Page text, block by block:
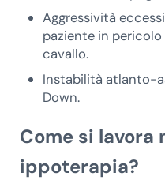
Aggressività
paziente in
cavallo.
Instabilità atlanto-
Down.
Come si lavora
ippoterapia?